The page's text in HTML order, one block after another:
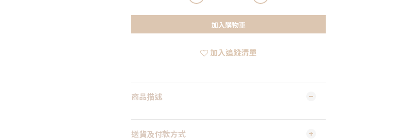
加入購物車
加入追蹤清單
商品描述
送貨及付款方式